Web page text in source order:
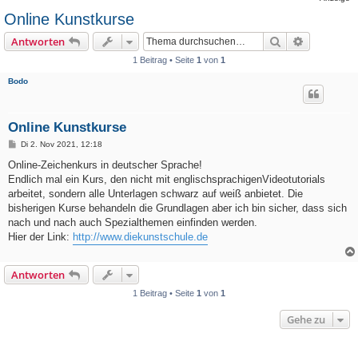
Online Kunstkurse
Antworten Suche
1 Beitrag • Seite 1 von 1
Bodo
Online Kunstkurse
B
i
r
a
Di 2. Nov 2021, 12:18
Online-Zeichenkurs in deutscher Sprache!
Endlich mal ein Kurs, den nicht mit englischsprachigenVideotutorials
arbeitet, sondern alle Unterlagen schwarz auf weiß anbietet. Die
bisherigen Kurse behandeln die Grundlagen aber ich bin sicher, dass sich
nach und nach auch Spezialthemen einfinden werden.
Hier der Link: http://www.diekunstschule.de
Antworten
1 Beitrag • Seite 1 von 1
Gehe zu